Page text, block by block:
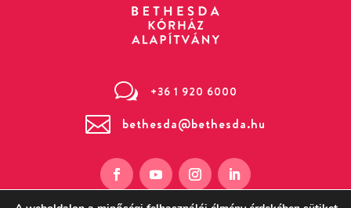
w +36 1 920 6000
 bethesda@bethesda.hu